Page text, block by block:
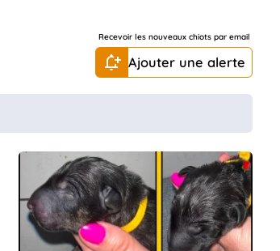
Recevoir les nouveaux chiots par email
Ajouter une alerte